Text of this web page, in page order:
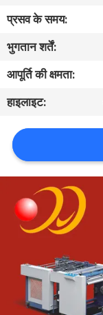
नियंत्रण
संपर्क
करें
एक
उद्धरण
का
अनुरोध
करें
साइटमैप
प्रसव के समय:
भुगतान शर्तें:
आपूर्ति की क्षमता:
हाइलाइट: